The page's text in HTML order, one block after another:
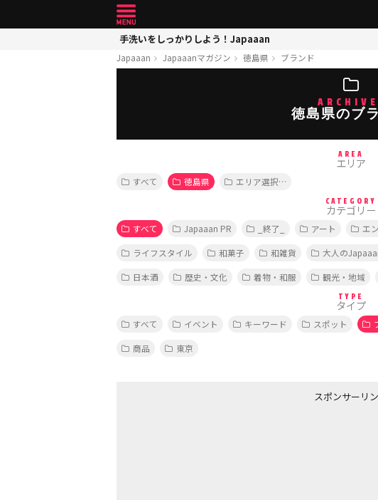
手洗いをしっかりしよう！Japaaan
Japaaan Japaaanマガジン 徳島県 ブランド
徳島県のブ
AREA
エリア
すべて 徳島県 エリア選択…
CATEGORY
カテゴリー
すべて Japaaan PR _終了_ アート エ
ライフスタイル
和菓子 和雑貨 大人の
日本酒
歴史・文化 着物・和服 観光・地域
TYPE
タイプ
すべて イベント キーワード スポット
商品
東京
スポンサーリ